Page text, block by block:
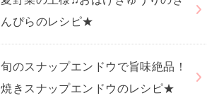
んぴらのレシピ★
旬のスナップエンドウで旨味絶品！
焼きスナップエンドウのレシピ★